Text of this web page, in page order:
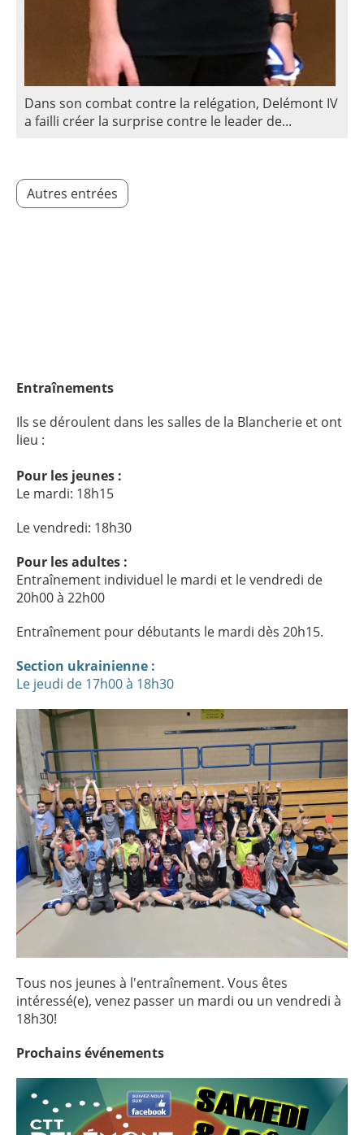
Dans son combat contre la relégation, Delémont IV
a failli créer la surprise contre le leader de...
Autres entrées
Entraînements
Ils se déroulent dans les salles de la Blancherie et ont
lieu :
Pour les jeunes :
Le mardi: 18h15
Le vendredi: 18h30
Pour les adultes :
Entraînement individuel le mardi et le vendredi de
20h00 à 22h00
Entraînement pour débutants le mardi dès 20h15.
Section ukrainienne :
Le jeudi de 17h00 à 18h30
Tous nos jeunes à l'entraînement. Vous êtes
intéressé(e), venez passer un mardi ou un vendredi à
18h30!
Prochainsévénements